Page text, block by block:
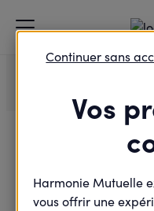
Accueil
Je
Grande collecte de
Vos
Harmonie Mutuelle
vous offrir une
Continuer sans